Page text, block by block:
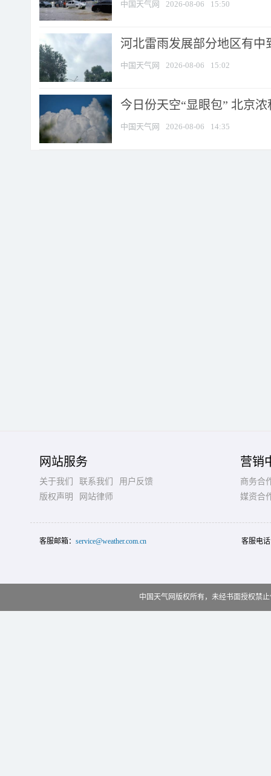
中国天气网 2026-08-06 15:50
河北雷雨发展部分地区有中
中国天气网 2026-08-06 15:02
今日份天空“显眼包” 北京
中国天气网 2026-08-06 14:35
网站服务
关于我们 联系我们
用户反馈
版权声明
网站律师
营销
商务合
媒资合
客服邮箱： service@weather.com.cn 客服电
中国天气网版权所有，未经书面授权